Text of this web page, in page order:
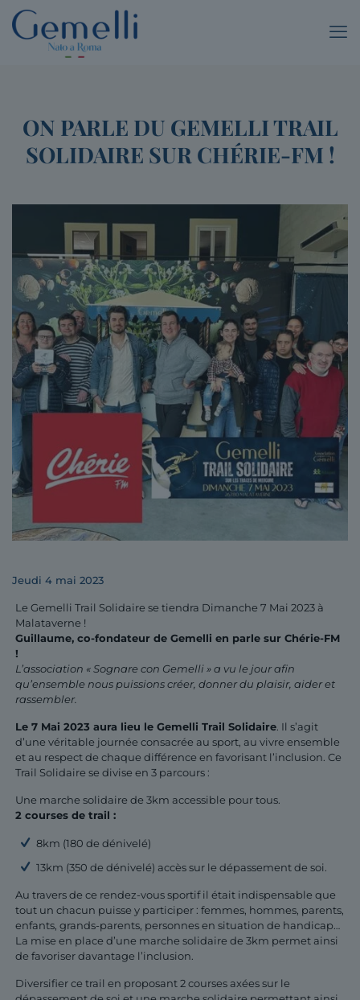
ON PARLE DU GEMELLI TRAIL
SOLIDAIRE SUR CHÉRIE-FM !
jeudi 4 mai 2023
Le Gemelli Trail Solidaire se tiendra Dimanche 7 Mai 2023 à
Malataverne !
Guillaume, co-fondateur de Gemelli en parle sur Chérie-FM
!
L’association « Sognare con Gemelli » a vu le jour afin
qu’ensemble nous puissions créer, donner du plaisir, aider et
rassembler.
Le 7 Mai 2023 aura lieu le Gemelli Trail Solidaire. Il s’agit
d’une véritable journée consacrée au sport, au vivre ensemble
et au respect de chaque différence en favorisant l’inclusion. Ce
Trail Solidaire se divise en 3 parcours :
Une marche solidaire de 3km accessible pour tous.
2 courses de trail :
8km (180 de dénivelé)
13km (350 de dénivelé) accès sur le dépassement de soi.
Au travers de ce rendez-vous sportif il était indispensable que
tout un chacun puisse y participer : femmes, hommes, parents,
enfants, grands-parents, personnes en situation de handicap…
La mise en place d’une marche solidaire de 3km permet ainsi
de favoriser davantage l’inclusion.
Diversifier ce trail en proposant 2 courses axées sur le